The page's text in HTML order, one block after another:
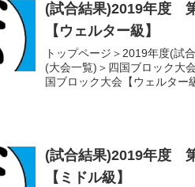
(試合結果)2019年度
【ウェルター級】
トップページ＞2019年度(試
(大会一覧)＞四国ブロック大
国ブロック大会【ウェルタ
(試合結果)2019年度
【ミドル級】